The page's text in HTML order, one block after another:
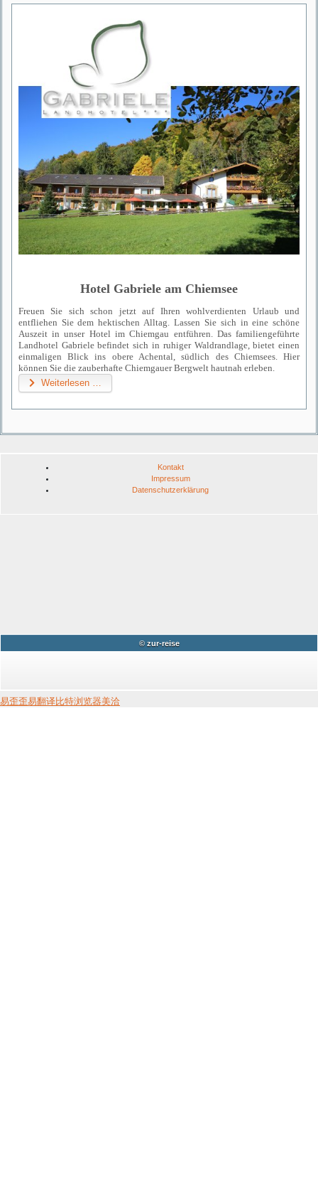
Hotel Gabriele am Chiemsee
Freuen Sie sich schon jetzt auf Ihren wohlverdienten Urlaub und
entfliehen Sie dem hektischen Alltag. Lassen Sie sich in eine schöne
Auszeit in unser Hotel im Chiemgau entführen. Das familiengeführte
Landhotel Gabriele befindet sich in ruhiger Waldrandlage, bietet einen
einmaligen Blick ins obere Achental, südlich des Chiemsees. Hier
können Sie die zauberhafte Chiemgauer Bergwelt hautnah erleben.
Weiterlesen …
Kontakt
Impressum
Datenschutzerklärung
© zur-reise
易歪歪易翻译比特浏览器美洽